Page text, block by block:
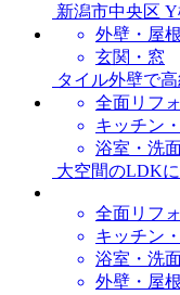
新潟市中央区
外壁・屋根
玄関・窓
タイル外壁で
全面リフ
キッチン
浴室・洗
大空間のLDK
全面リフ
キッチン
浴室・洗
外壁・屋根